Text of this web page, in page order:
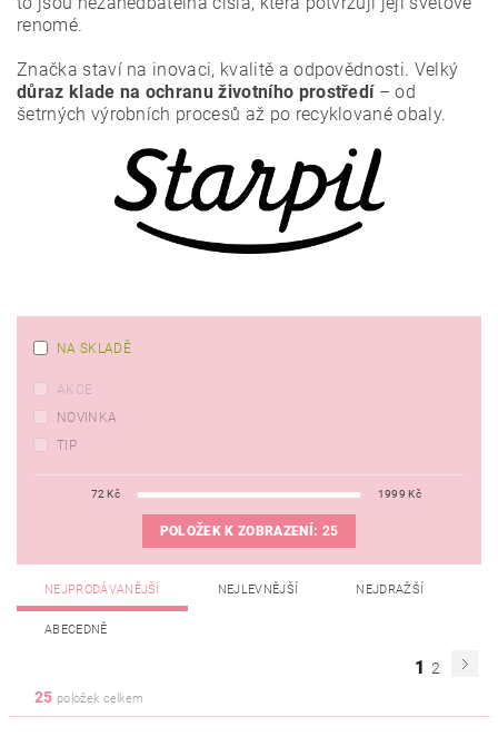
renomé.
Značka staví na inovaci, kvalitě a odpovědnosti. Velký
důraz klade na ochranu životního prostředí– od
šetrných výrobních procesů až po recyklované obaly.
NA SKLADĚ
AKCE
NOVINKA
TIP
72 Kč 1999 Kč
POLOŽEK K ZOBRAZENÍ: 25
NEJPRODÁVANĚJŠÍ NEJLEVNĚJŠÍ NEJDRAŽŠÍ
ABECEDNĚ
1 2
25 položek celkem